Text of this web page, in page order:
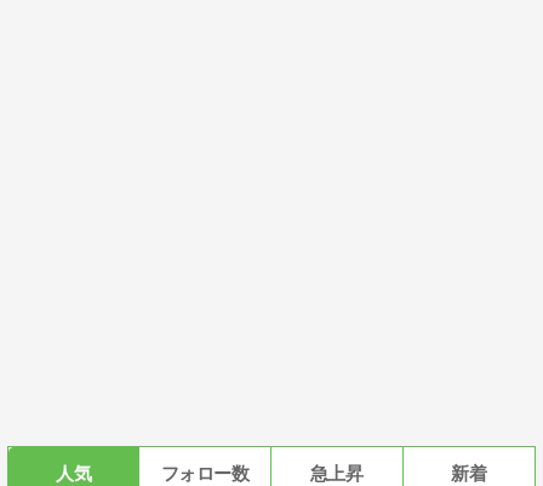
人気 フォロー数 急上昇 新着